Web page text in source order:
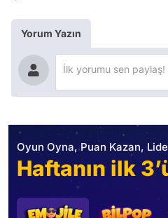
Yorum Yazın
Oyun Oyna, Puan Kazan,
Haftanın ilk